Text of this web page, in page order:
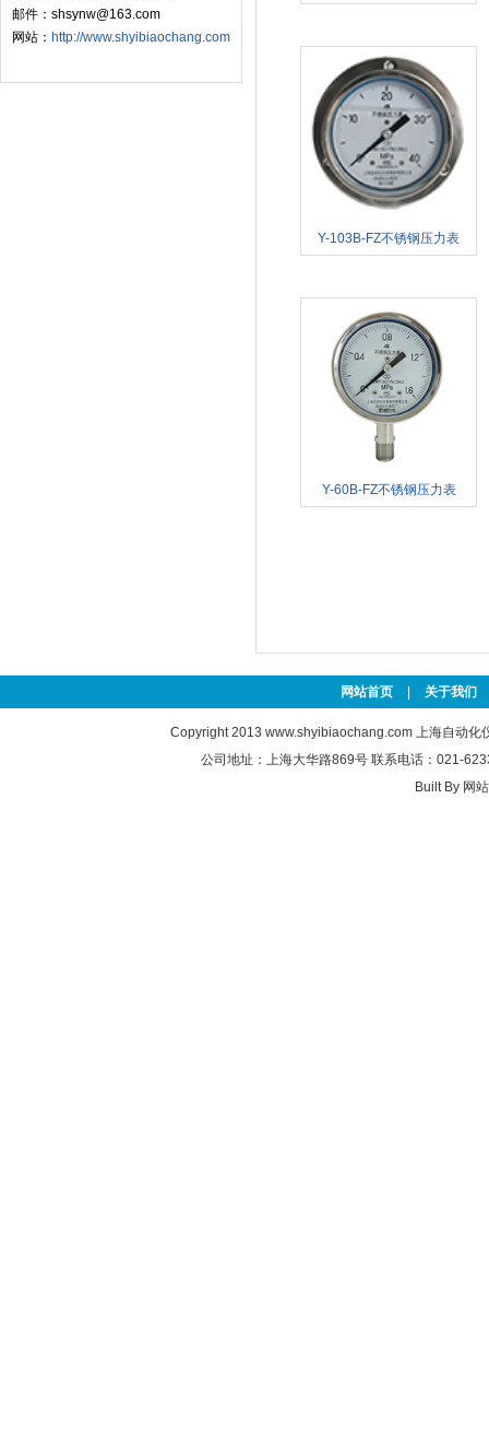
邮件：shsynw@163.com
网站： http://www.shyibiaochang.com
Y-103B-FZ不锈钢压力表
Y-60B-FZ不锈钢压力表
网站首页 关于我们
Copyright 2013 www.shyibiaochang.com上海自动化
公司地址：上海大华路869号 联系电话：021-
Built By 网